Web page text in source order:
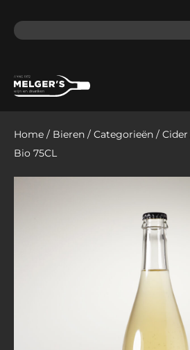
Home / Bieren / Categorieën / Cider
Bio 75CL